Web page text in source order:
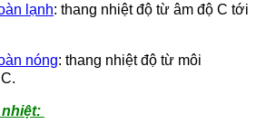
lạnh: thang nhiệt độ từ âm độ C tới
nóng: thang nhiệt độ từ môi